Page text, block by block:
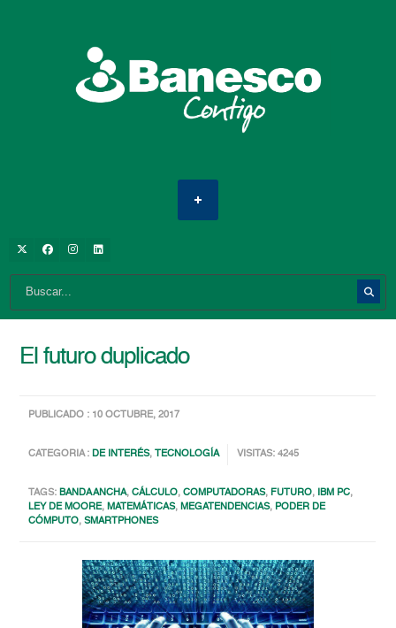
El futuro duplicado
PUBLICADO : 10 OCTUBRE, 2017
CATEGORIA :DE INTERÉS, TECNOLOGÍA VISITAS: 4245
TAGS:BANDA ANCHA,CÁLCULO,COMPUTADORAS, FUTURO, IBM PC,
LEY DE MOORE,MATEMÁTICAS,MEGATENDENCIAS, PODER DE
CÓMPUTO,SMARTPHONES